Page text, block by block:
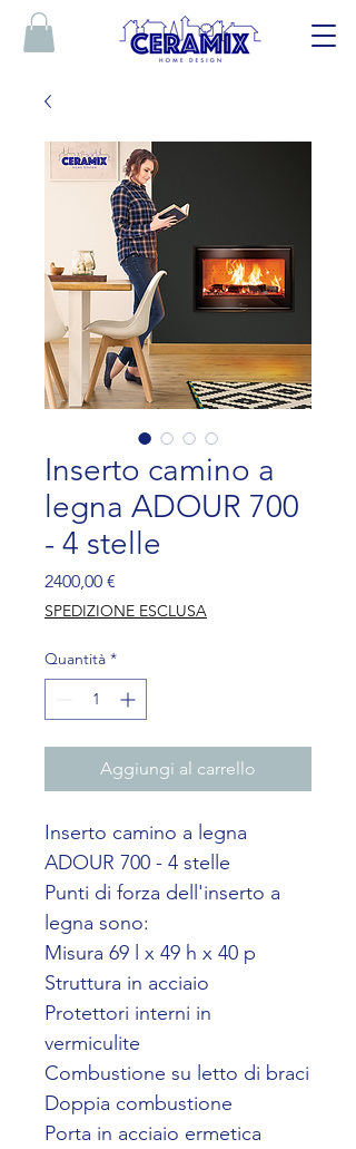
Inserto camino a
legna ADOUR 700
- 4 stelle
2400,00 €
SPEDIZIONE ESCLUSA
Quantità *
Aggiungi al carrello
Inserto camino a legna
ADOUR 700 - 4 stelle
Punti di forza dell'inserto a
legna sono:
Misura 69 l x 49 h x 40 p
Struttura in acciaio
Protettori interni in
vermiculite
Combustione su letto di braci
Doppia combustione
Porta in acciaio ermetica